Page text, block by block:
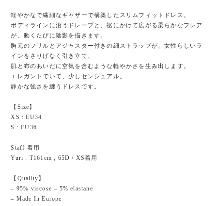
軽やかなで繊細なギャザーで構築したスリムフィットドレス。
ボディラインに沿うドレープと、裾にかけて広がる柔らかなフレア
が、動くたびに陰影を描きます。
胸元のフリルとアジャスター付きの細ストラップが、女性らしいラ
インをさりげなく引き立て、
肌と布のあいだに空気を含むような軽やかさを生み出します。
エレガントでいて、少しセンシュアル。
静かな強さを纏うドレスです。
【Size】
XS : EU34
S : EU36
Staff 着用
Yuri : T161cm , 65D / XS着用
【Quality】
– 95% viscose – 5% elastane
– Made In Europe